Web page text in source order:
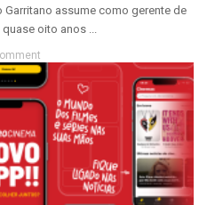
assume como gerente de
oito anos ...